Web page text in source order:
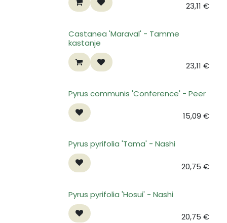
23,11 €
Castanea 'Maraval' - Tamme
kastanje
23,11 €
Pyrus communis 'Conference' - Peer
15,09 €
Pyrus pyrifolia 'Tama' - Nashi
20,75 €
Pyrus pyrifolia 'Hosui' - Nashi
20,75 €